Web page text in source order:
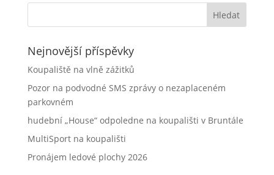
Nejnovější příspěvky
Koupaliště na vlně zážitků
Pozor na podvodné SMS zprávy o nezaplaceném
parkovném
hudební „House“ odpoledne na koupališti v Bruntále
MultiSport na koupališti
Pronájem ledové plochy 2026